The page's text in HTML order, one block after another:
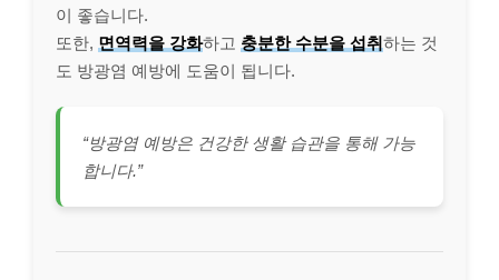
이 좋습니다.
또한, 면역력을 강화하고 충분한 수분을 섭취하는 것
도 방광염 예방에 도움이 됩니다.
“방광염 예방은 건강한 생활 습관을 통해 가능
합니다.”